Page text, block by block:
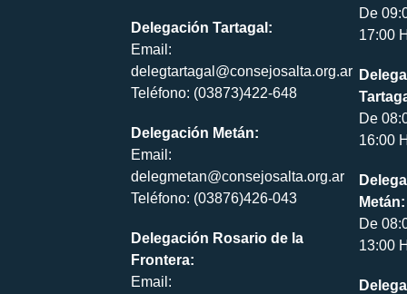
Delegación Tartagal:
Email:
delegtartagal@consejosalta.org.ar
Teléfono: (03873)422-648
Delegación Metán:
Email:
delegmetan@consejosalta.org.ar
Teléfono: (03876)426-043
Delegación Rosario de la
Frontera:
Email:
De
17:00
De
16:00
Metán:
De
13:00